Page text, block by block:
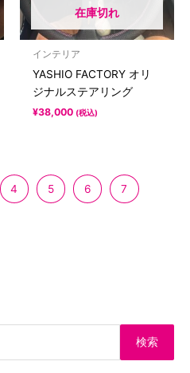
検索
在庫切れ
インテリア
YASHIO FACTORY オリ
ジナルステアリング
¥38,000 (税込)
4 5 6 7